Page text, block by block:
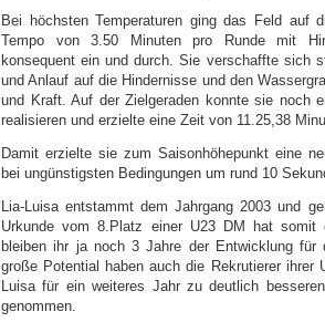
Bei höchsten Temperaturen ging das Feld auf
Tempo von 3.50 Minuten pro Runde mit
konsequent ein und durch. Sie verschaffte sich
und Anlauf auf die Hindernisse und den
und Kraft. Auf der Zielgeraden konnte sie noch
realisieren und erzielte eine Zeit von 11.25,38
Damit erzielte sie zum Saisonhöhepunkt eine
bei ungünstigsten Bedingungen um rund 10
Lia-Luisa entstammt dem Jahrgang 2003 und
Urkunde vom 8.Platz einer U23 DM hat somit
bleiben ihr ja noch 3 Jahre der Entwicklung für
große Potential haben auch die Rekrutierer ihrer
Luisa für ein weiteres Jahr zu deutlich
genommen.